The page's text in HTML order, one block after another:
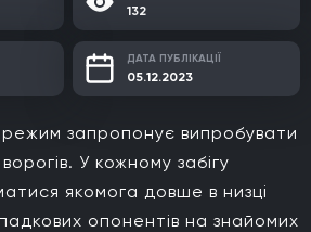
132
ДАТА ПУБЛІКАЦІЇ
05.12.2023
запропонує випробувати
У кожному забігу
якомога довше в низці
опонентів на знайомих